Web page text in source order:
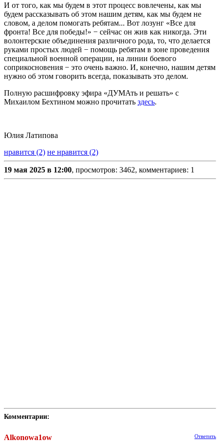
И от того, как мы будем в этот процесс вовлечены, как мы
будем рассказывать об этом нашим детям, как мы будем не
словом, а делом помогать ребятам... Вот лозунг «Все для
фронта! Все для победы!» − сейчас он жив как никогда. Эти
волонтерские объединения различного рода, то, что делается
руками простых людей − помощь ребятам в зоне проведения
специальной военной операции, на линии боевого
соприкосновения − это очень важно. И, конечно, нашим детям
нужно об этом говорить всегда, показывать это делом.
Полную расшифровку эфира «ДУМАть и решать» с
Михаилом Бехтином можно прочитать здесь.
Юлия Латипова
нравится (2) не нравится (2)
19 мая 2025 в 12:00, просмотров: 3462, комментариев: 1
Комментарии:
Alkonowa1ow Ответить